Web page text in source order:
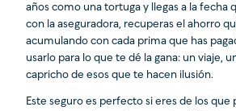
años como una tortuga y llegas a la fecha
con la aseguradora, recuperas el ahorro
acumulando con cada prima que has
usarlo para lo que te dé la gana: un viaje,
capricho de esos que te hacen ilusión.
Este seguro es perfecto si eres de los que